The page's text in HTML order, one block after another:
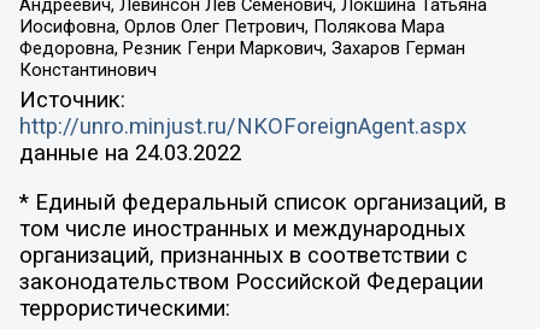
Андреевич, Левинсон Лев Семенович, Локшина Татьяна
Иосифовна, Орлов Олег Петрович, Полякова Мара
Федоровна, Резник Генри Маркович, Захаров Герман
Константинович
Источник:
http://unro.minjust.ru/NKOForeignAgent.aspx
данные на 24.03.2022
* Единый федеральный список организаций, в
том числе иностранных и международных
организаций, признанных в соответствии с
законодательством Российской Федерации
террористическими: